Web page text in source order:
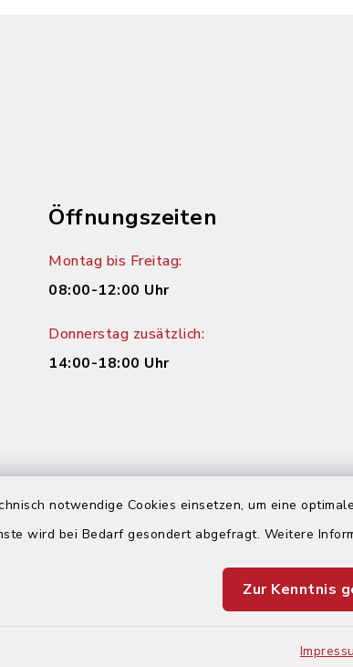
notwendige Cookies einsetzen, um eine
wird bei Bedarf gesondert abgefragt. Weitere
Zur Kenntnis
Öffnungszeiten
Montag bis Freitag:
08:00-12:00 Uhr
Donnerstag zusätzlich:
14:00-18:00 Uhr
Sitemap